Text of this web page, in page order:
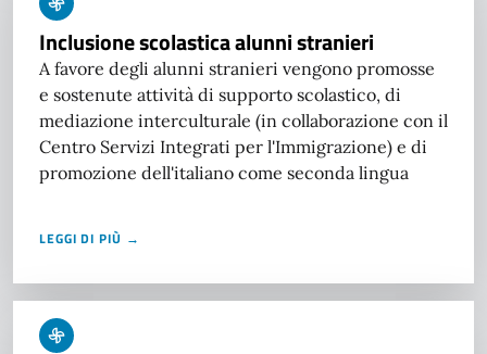
Inclusione scolastica alunni stranieri
A favore degli alunni stranieri vengono promosse
e sostenute attività di supporto scolastico, di
mediazione interculturale (in collaborazione con il
Centro Servizi Integrati per l'Immigrazione) e di
promozione dell'italiano come seconda lingua
LEGGI DI PIÙ →